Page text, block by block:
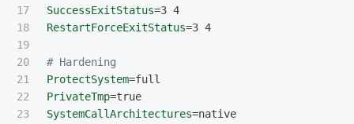
17
18
19
20
21
22
23
SuccessExitStatus=
RestartForceExitStatus=3 4
# Hardening
ProtectSystem=
PrivateTmp=
SystemCallArchitectures=